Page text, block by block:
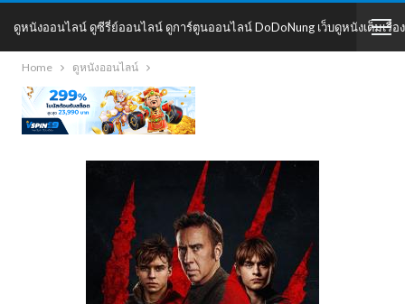
ดูหนังออนไลน์ ดูซีรี่ย์ออนไลน์ ดูการ์ตูนออนไลน์ DoDoNung เว็บดูหนังเต็มเรื่อง
DoDoNung
Home ดูหนังออนไลน์